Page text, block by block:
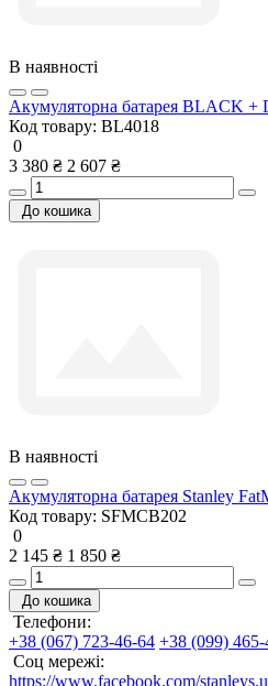
В наявності
Акумуляторна батарея BLACK
Код товару: BL4018
0
3 380 ₴ 2 607 ₴
До кошика
В наявності
Акумуляторна батарея Stanley
Код товару: SFMCB202
0
2 145 ₴ 1 850 ₴
До кошика
Телефони:
+38 (067) 723-46-64 +38 (099)
Соц мережі:
https://www.facebook.com/